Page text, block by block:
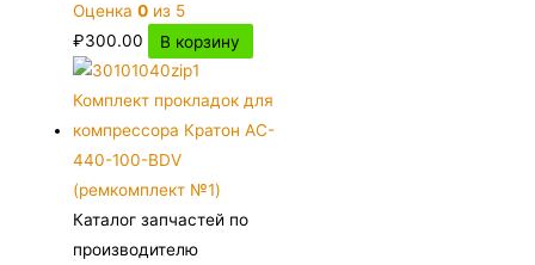
Оценка0 из 5
₽300.00 В корзину
Каталог запчастей по
производителю